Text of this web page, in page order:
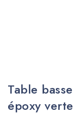
Table
époxy verte